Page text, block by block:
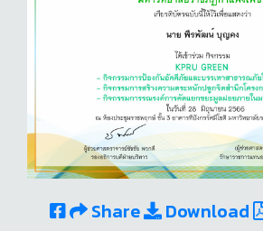
Share Download